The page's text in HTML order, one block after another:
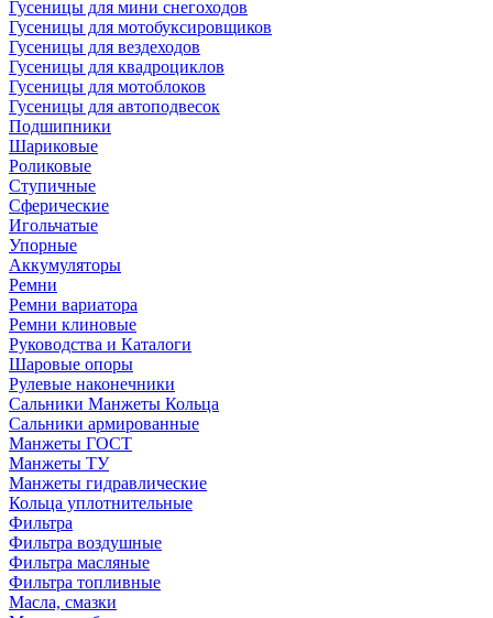
Гусеницы для мини снегоходов
Гусеницы для мотобуксировщиков
Гусеницы для вездеходов
Гусеницы для квадроциклов
Гусеницы для мотоблоков
Гусеницы для автоподвесок
Подшипники
Шариковые
Роликовые
Ступичные
Сферические
Игольчатые
Упорные
Аккумуляторы
Ремни
Ремни вариатора
Ремни клиновые
Руководства и Каталоги
Шаровые опоры
Рулевые наконечники
Сальники Манжеты Кольца
Сальники армированные
Манжеты ГОСТ
Манжеты ТУ
Манжеты гидравлические
Кольца уплотнительные
Фильтра
Фильтра воздушные
Фильтра масляные
Фильтра топливные
Масла, смазки